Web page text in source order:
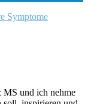
Symptome
und ich nehme